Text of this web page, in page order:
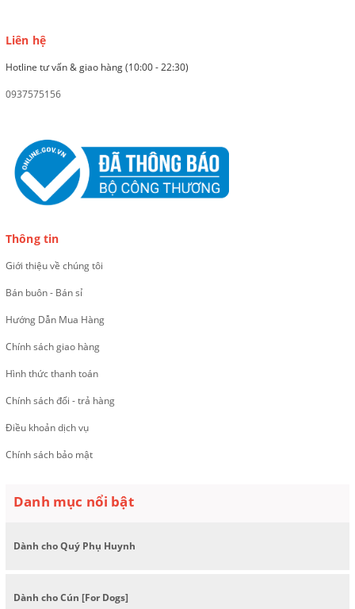
Liên hệ
Hotline tư vấn & giao hàng (10:00 - 22:30)
0937575156
Thông tin
Giới thiệu về chúng tôi
Bán buôn - Bán sỉ
Hướng Dẫn Mua Hàng
Chính sách giao hàng
Hình thức thanh toán
Chính sách đổi - trả hàng
Điều khoản dịch vụ
Chính sách bảo mật
Danh mục nổi bật
Dành cho Quý Phụ Huynh
Dành cho Cún [For Dogs]